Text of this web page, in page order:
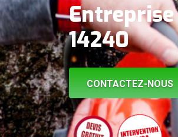
14240
CONTACTEZ-NOUS